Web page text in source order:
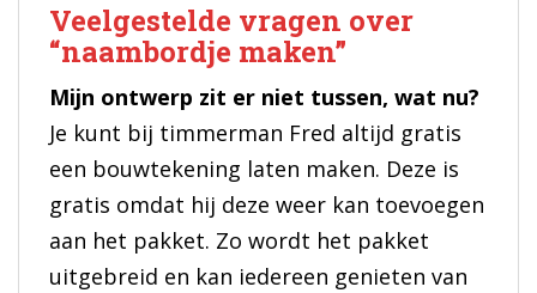
Veelgestelde vragen over
“naambordje maken”
Mijn ontwerp zit er niet tussen, wat nu?
Je kunt bij timmerman Fred altijd gratis
een bouwtekening laten maken. Deze is
gratis omdat hij deze weer kan toevoegen
aan het pakket. Zo wordt het pakket
uitgebreid en kan iedereen genieten van